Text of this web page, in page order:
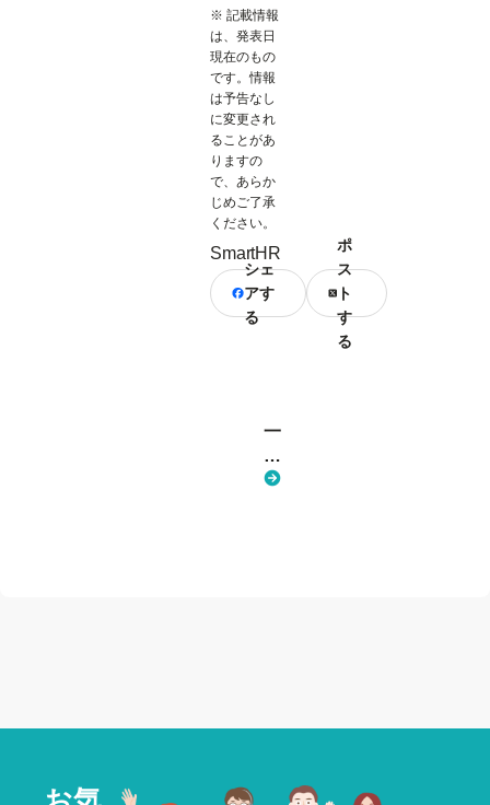
※ 記載情報
は、発表日
現在のもの
です。情報
は予告なし
に変更され
ることがあ
りますの
で、あらか
じめご了承
ください。
SmartHR
シェ
アす
る
ポ
ス
ト
す
る
一
覧
へ